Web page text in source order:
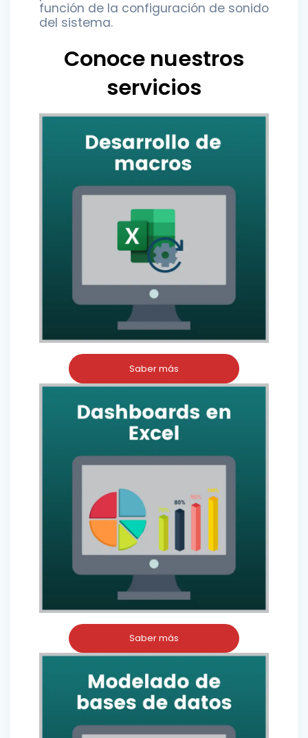
función de la configuración de sonido
del sistema.
Conoce nuestros
servicios
Saber más
Saber más